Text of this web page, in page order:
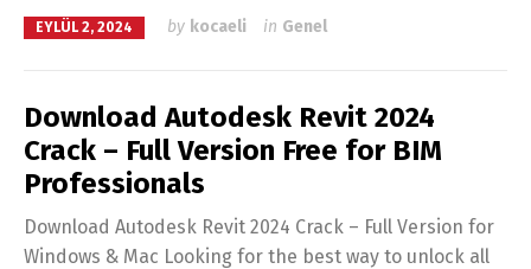
EYLÜL 2, 2024 by kocaeli in Genel
Download Autodesk Revit 2024
Crack – Full Version Free for BIM
Professionals
Download Autodesk Revit 2024 Crack – Full Version for
Windows & Mac Looking for the best way to unlock all